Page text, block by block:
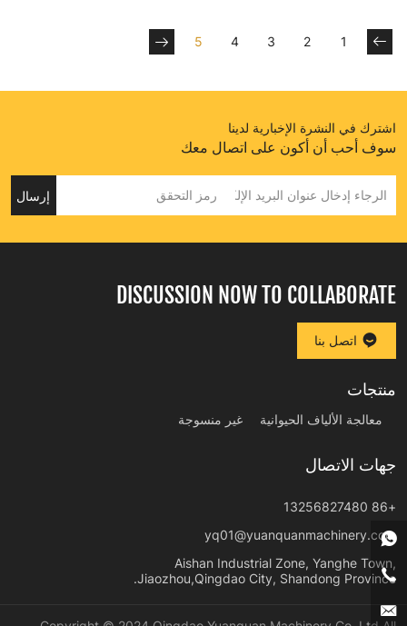
1
2
3
4
5
اشترك في النشرة الإخبارية لدينا
سوف أحب أن أكون على اتصال معك
إرسال
DISCUSSION NOW TO COLLABORATE
اتصل بنا
منتجات
معالجة الألياف الحيوانية غير منسوجة
جهات الاتصال
+86 13256827480
yq01@yuanquanmachinery.com
Aishan Industrial Zone, Yanghe Town,
Jiaozhou,Qingdao City, Shandong Province.